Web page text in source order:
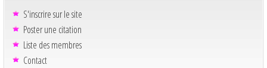
S'inscrire sur le site
Poster une citation
Liste des membres
Contact